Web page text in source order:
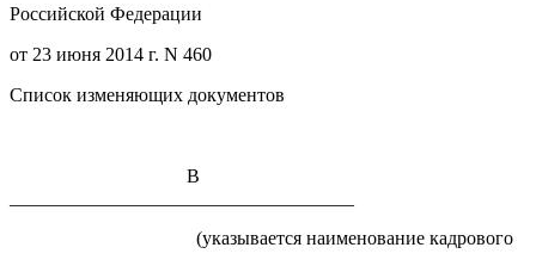
Российской Федерации
от 23 июня 2014 г. N 460
Список изменяющих документов
В
(указывается наименование кадрового